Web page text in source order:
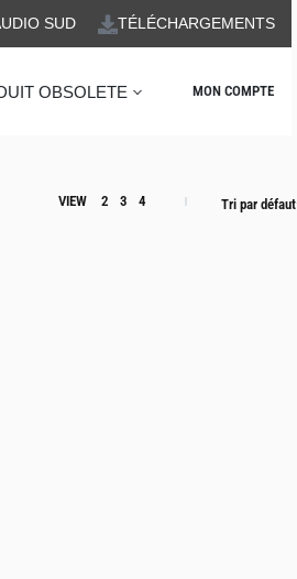
SUD TÉLÉCHARGEMENTS
OBSOLETE MON COMPTE
VIEW 2 3 4 Tri par défaut